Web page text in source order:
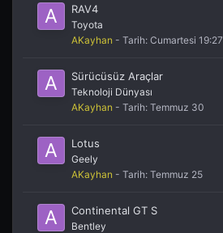
RAV4
Toyota
AKayhan - Tarih: Cumartesi 19:27
Sürücüsüz Araçlar
Teknoloji Dünyası
AKayhan - Tarih: Temmuz 30
Lotus
Geely
AKayhan - Tarih: Temmuz 25
Continental GT S
Bentley